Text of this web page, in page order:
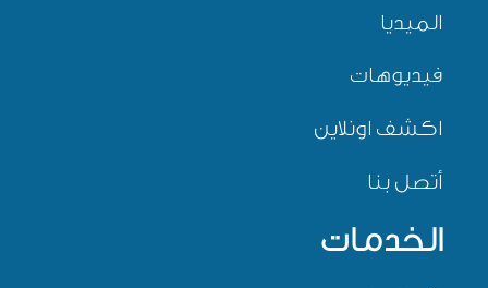
الخدمات
الميديا
فيديوهات
اكشف اونلاين
أتصل بنا